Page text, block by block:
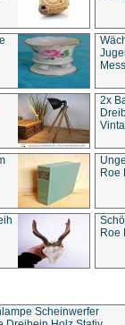
2x
Roe
Roe
Scheinwerfer